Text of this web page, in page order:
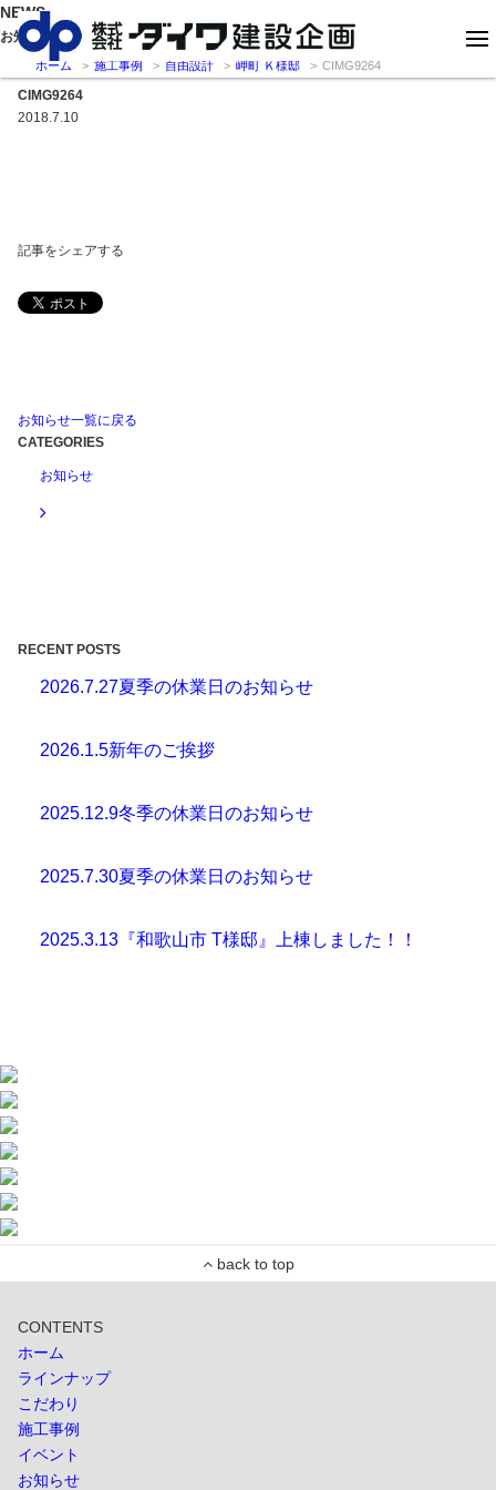
NEWS
お知らせ
ホーム 施工事例 自由設計 岬町 Ｋ様邸 CIMG9264
CIMG9264
2018.7.10
記事をシェアする
お知らせ一覧に戻る
CATEGORIES
お知らせ
RECENT POSTS
2026.7.27夏季の休業日のお知らせ
2026.1.5新年のご挨拶
2025.12.9冬季の休業日のお知らせ
2025.7.30夏季の休業日のお知らせ
2025.3.13 『和歌山市 T様邸』上棟しました！！
CONTENTS
ホーム
ラインナップ
こだわり
施工事例
イベント
お知らせ